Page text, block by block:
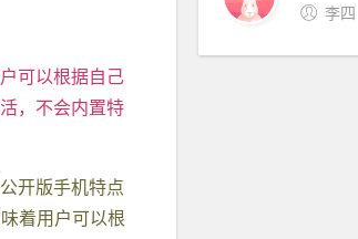
可以根据自己
，不会内置特
开版手机特点
着用户可以根
李四